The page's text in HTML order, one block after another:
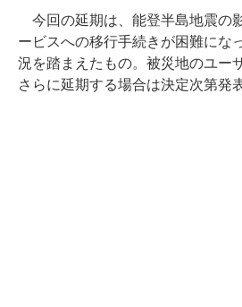
今回の延期は、能登半島地震の
ービスへの移行手続きが困難にな
況を踏まえたもの。被災地のユー
さらに延期する場合は決定次第発